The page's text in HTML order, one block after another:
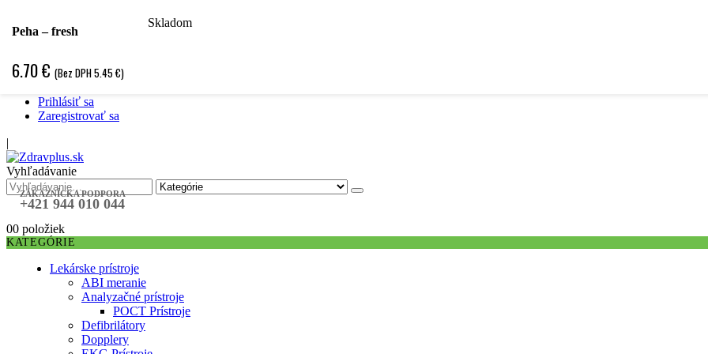
Hľadať podľa špecializácie
Špecifická objednávka
Prihlásiť sa
Zaregistrovať sa
|
Vyhľadávanie
ZÁKAZNÍCKA PODPORA
+421 944 010 044
00 položiek
KATEGÓRIE
Lekárske prístroje
ABI meranie
Analyzačné prístroje
POCT Prístroje
Defibrilátory
Dopplery
Peha – fresh
6.70€ (Bez DPH5.45€)
Skladom